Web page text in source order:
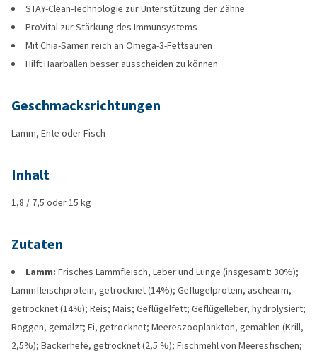
STAY-Clean-Technologie zur Unterstützung der Zähne
ProVital zur Stärkung des Immunsystems
Mit Chia-Samen reich an Omega-3-Fettsäuren
Hilft Haarballen besser ausscheiden zu können
Geschmacksrichtungen
Lamm, Ente oder Fisch
Inhalt
1,8 / 7,5 oder 15 kg
Zutaten
Lamm: Frisches Lammfleisch, Leber und Lunge (insgesamt: 30%);
Lammfleischprotein, getrocknet (14%); Geflügelprotein, aschearm,
getrocknet (14%); Reis; Mais; Geflügelfett; Geflügelleber, hydrolysiert;
Roggen, gemälzt; Ei, getrocknet; Meereszooplankton, gemahlen (Krill,
2,5%); Bäckerhefe, getrocknet (2,5 %); Fischmehl von Meeresfischen;